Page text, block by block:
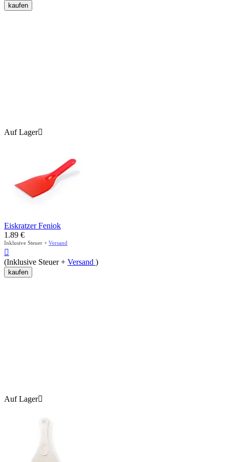
kaufen
Auf Lager
Eiskratzer Feniok
1.89 €
Inklusive Steuer + Versand

(Inklusive Steuer + Versand )
kaufen
Auf Lager